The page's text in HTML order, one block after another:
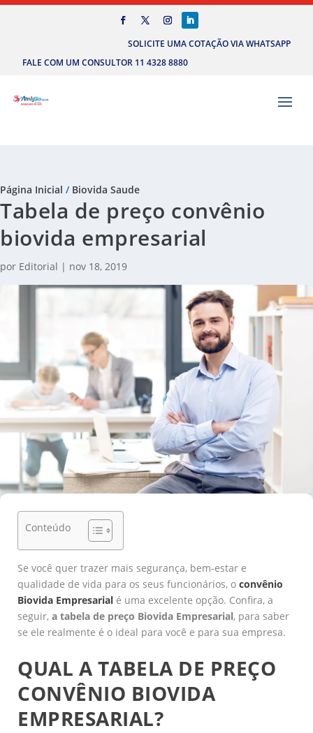
SOLICITE UMA COTAÇÃO VIA WHATSAPP
FALE COM UM CONSULTOR 11 4328 8880
Página Inicial / Biovida Saude
Tabela de preço convênio
biovida empresarial
por Editorial | nov 18, 2019
Conteúdo
Se você quer trazer mais segurança, bem-estar e
qualidade de vida para os seus funcionários, o convênio
Biovida Empresarial é uma excelente opção. Confira, a
seguir, a tabela de preço Biovida Empresarial, para saber
se ele realmente é o ideal para você e para sua empresa.
QUAL A TABELA DE PREÇO
CONVÊNIO BIOVIDA
EMPRESARIAL?